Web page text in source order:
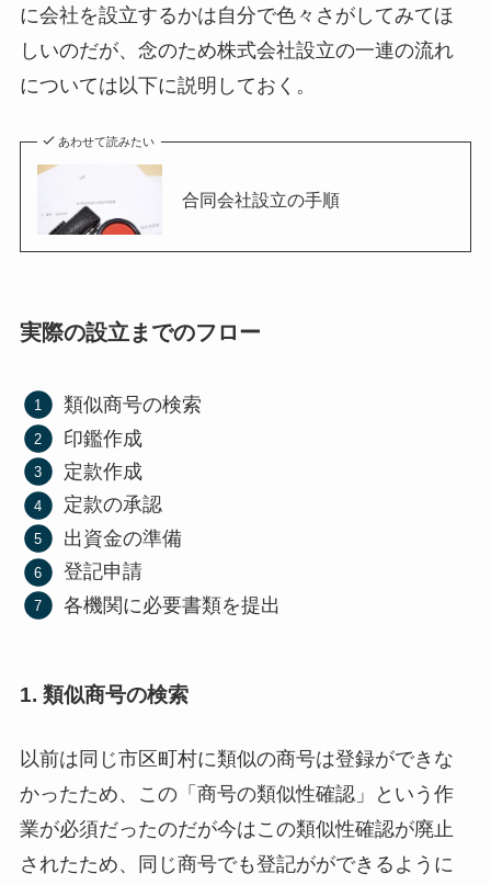
に会社を設立するかは自分で色々さがしてみてほ
しいのだが、念のため株式会社設立の一連の流れ
については以下に説明しておく。
あわせて読みたい
合同会社設立の手順
実際の設立までのフロー
類似商号の検索
印鑑作成
定款作成
定款の承認
出資金の準備
登記申請
各機関に必要書類を提出
1. 類似商号の検索
以前は同じ市区町村に類似の商号は登録ができな
かったため、この「商号の類似性確認」という作
業が必須だったのだが今はこの類似性確認が廃止
されたため、同じ商号でも登記がができるように